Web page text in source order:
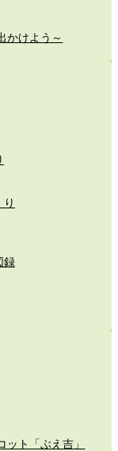
かけよう～
録
ト「ぶえ吉」